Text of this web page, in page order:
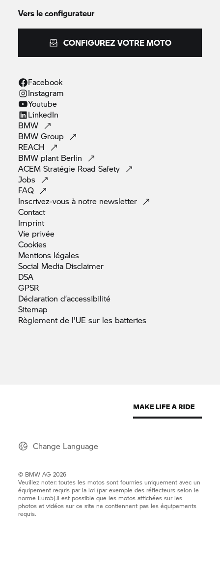
Vers le configurateur
CONFIGUREZ VOTRE MOTO
Facebook
Instagram
Youtube
LinkedIn
BMW
BMWGroup
REACH
BMW plant Berlin
ACEM Stratégie RoadSafety
Jobs
FAQ
Inscrivez-vous à notre newsletter
Contact
Imprint
Vie privée
Cookies
Mentions légales
Social Media Disclaimer
DSA
GPSR
Déclarationd’accessibilité
Sitemap
Règlement de l'UE sur les batteries
Change Language
© BMW AG 2026
Veuillez noter: toutes les motos sont fournies uniquement avec un
équipement requis par la loi (par exemple des réflecteurs selon le
norme Euro5).Il est possible que les motos affichées sur les
photos et vidéos sur ce site ne contiennent pas les équipements
requis.